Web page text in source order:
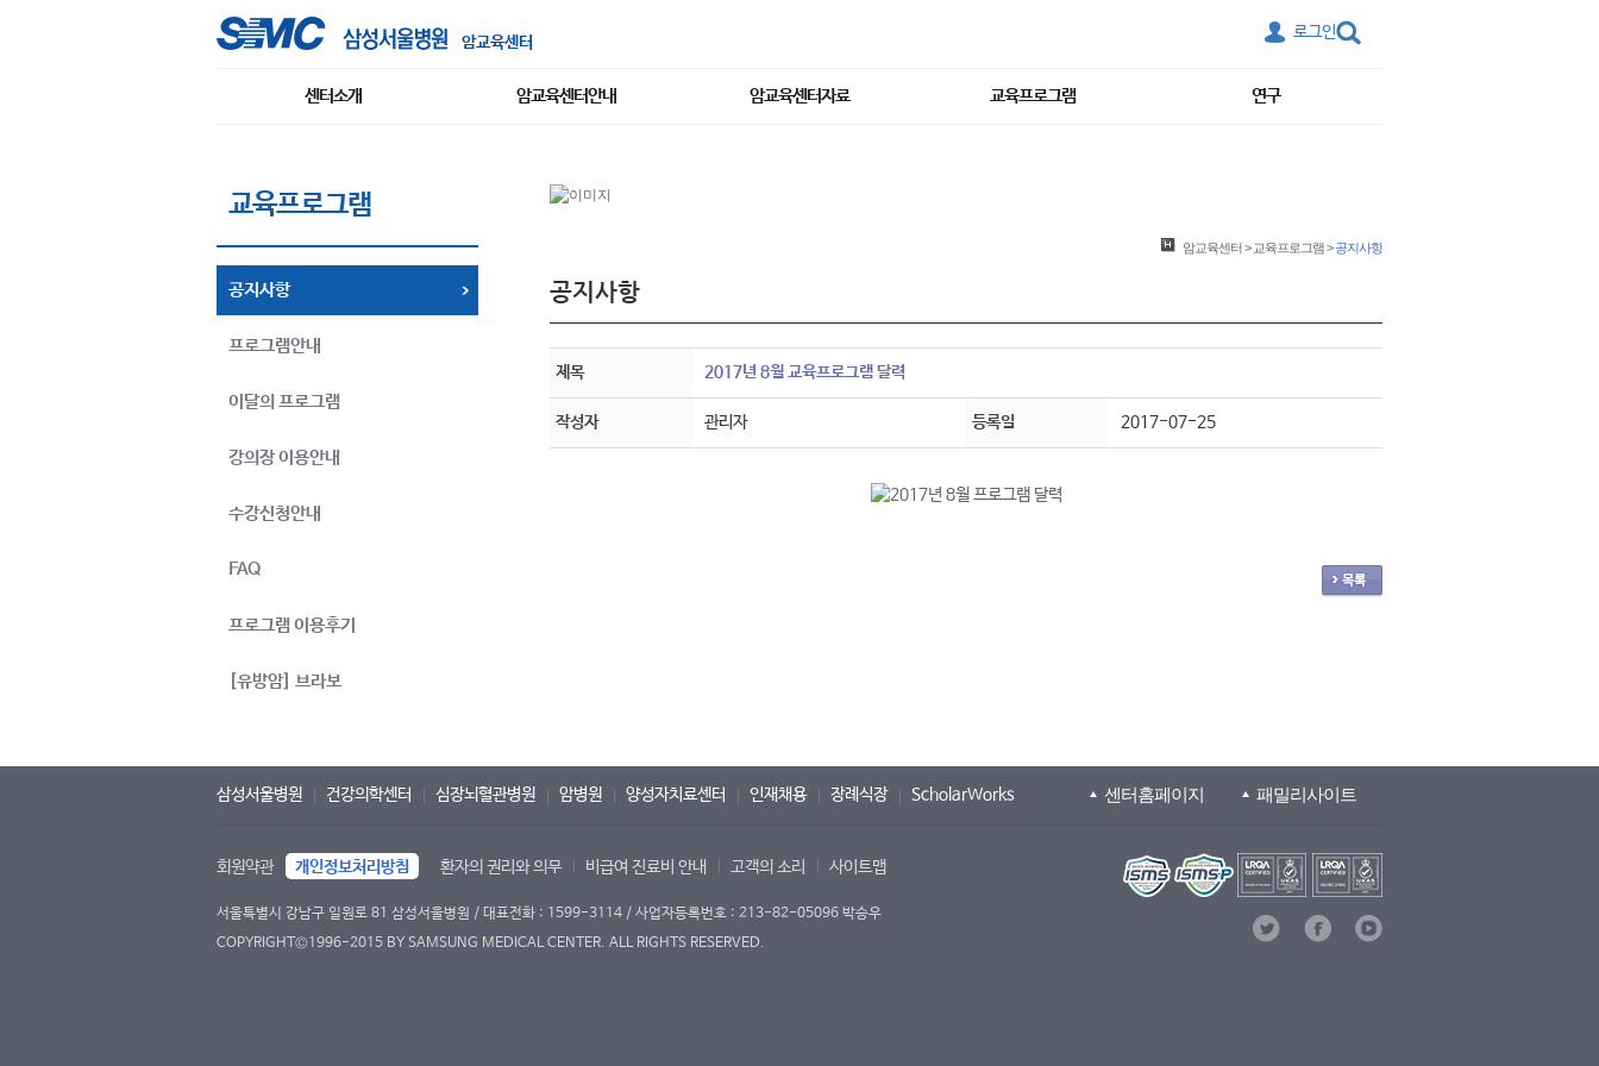
암교육센터
로그인
센터소개 암교육센터안내 암교육센터자료 교육프로그램 연구
교육프로그램
공지사항
프로그램안내
이달의 프로그램
강의장 이용안내
수강신청안내
FAQ
프로그램 이용후기
[유방암] 브라보
암교육센터> 교육프로그램>공지사항
공지사항
제목 2017년 8월 교육프로그램 달력
작성자 관리자 등록일 2017-07-25
삼성서울병원 건강의학센터 심장뇌혈관병원 암병원 양성자치료센터 인재채용 장례식장 ScholarWorks 센터홈페이지 패밀리사이트
회원약관 개인정보처리방침 환자의 권리와 의무 비급여 진료비 안내 고객의 소리 사이트맵
서울특별시 강남구 일원로 81 삼성서울병원 / 대표전화 : 1599-3114 / 사업자등록번호 : 213-82-05096 박승우
COPYRIGHT©1996-2015 BY SAMSUNG MEDICAL CENTER. ALL RIGHTS RESERVED.